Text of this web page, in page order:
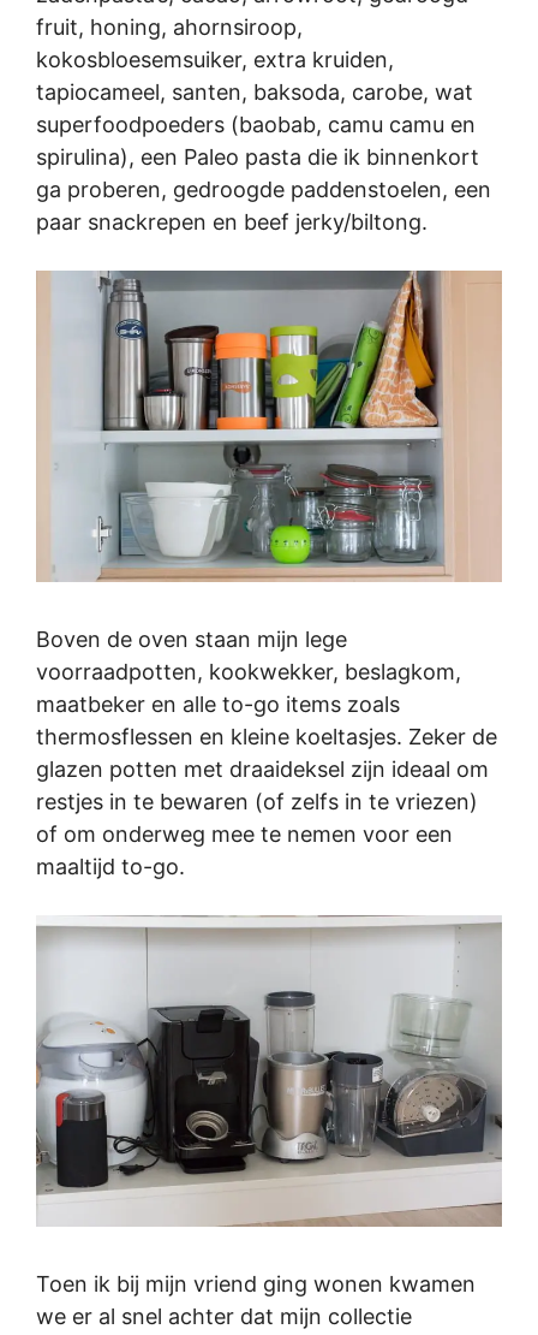
fruit, honing, ahornsiroop,
kokosbloesemsuiker, extra kruiden,
tapiocameel, santen, baksoda, carobe, wat
superfoodpoeders (baobab, camu camu en
spirulina), een Paleo pasta die ik binnenkort
ga proberen, gedroogde paddenstoelen, een
paar snackrepen en beef jerky/biltong.
Boven de oven staan mijn lege
voorraadpotten, kookwekker, beslagkom,
maatbeker en alle to-go items zoals
thermosflessen en kleine koeltasjes. Zeker de
glazen potten met draaideksel zijn ideaal om
restjes in te bewaren (of zelfs in te vriezen)
of om onderweg mee te nemen voor een
maaltijd to-go.
Toen ik bij mijn vriend ging wonen kwamen
we er al snel achter dat mijn collectie